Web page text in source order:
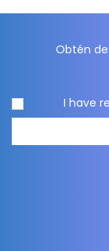
Obtén
I have